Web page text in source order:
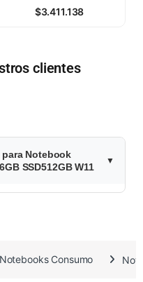
$3.411.138
clientes
Notebook
SSD512GB W11
Notebooks Consumo